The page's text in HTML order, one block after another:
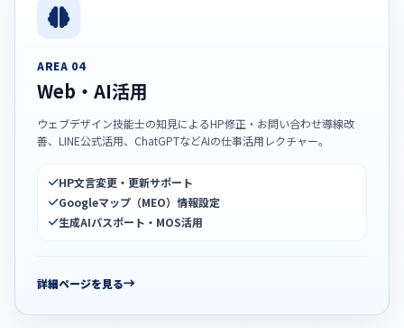
AREA 04
Web・AI活用
ウェブデザイン技能士の知見によるHP修正・お問い合わせ導線改
善、LINE公式活用、ChatGPTなどAIの仕事活用レクチャー。
HP文言変更・更新サポート
Googleマップ（MEO）情報設定
生成AIパスポート・MOS活用
詳細ページを見る